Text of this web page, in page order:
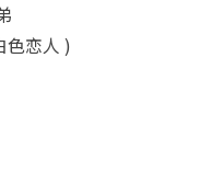
色恋人 )